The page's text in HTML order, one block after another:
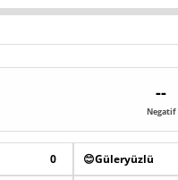
--
Negatif
0 😊Güleryüzlü